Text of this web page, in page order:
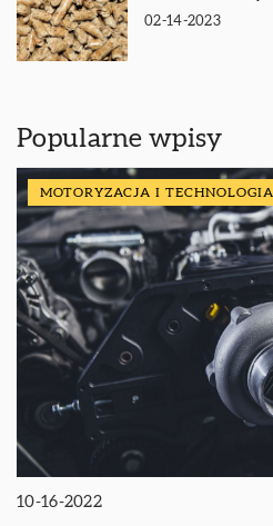
02-14-2023
Popularne wpisy
MOTORYZACJA I TECHNOLOGIA
10-16-2022